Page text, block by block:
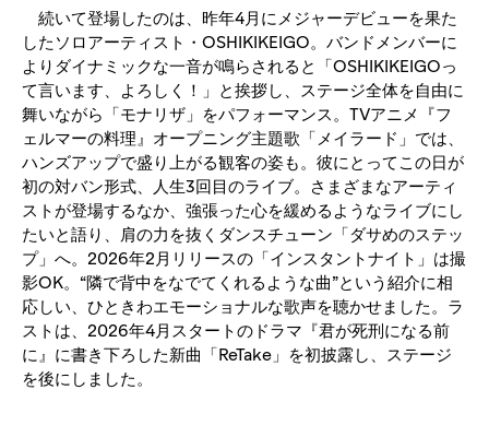
続いて登場したのは、昨年4月にメジャーデビューを果た
したソロアーティスト・OSHIKIKEIGO。バンドメンバーに
よりダイナミックな一音が鳴らされると「OSHIKIKEIGOっ
て言います、よろしく！」と挨拶し、ステージ全体を自由に
舞いながら「モナリザ」をパフォーマンス。TVアニメ『フ
ェルマーの料理』オープニング主題歌「メイラード」では、
ハンズアップで盛り上がる観客の姿も。彼にとってこの日が
初の対バン形式、人生3回目のライブ。さまざまなアーティ
ストが登場するなか、強張った心を緩めるようなライブにし
たいと語り、肩の力を抜くダンスチューン「ダサめのステッ
プ」へ。2026年2月リリースの「インスタントナイト」は撮
影OK。“隣で背中をなでてくれるような曲”という紹介に相
応しい、ひときわエモーショナルな歌声を聴かせました。ラ
ストは、2026年4月スタートのドラマ『君が死刑になる前
に』に書き下ろした新曲「ReTake」を初披露し、ステージ
を後にしました。